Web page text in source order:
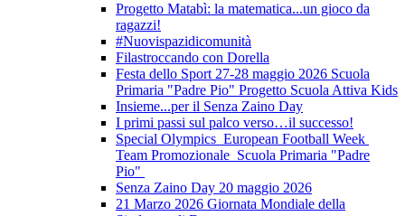
Progetto Matabì: la matematica...un gioco da
ragazzi!
#Nuovispazidicomunità
Filastroccando con Dorella
Festa dello Sport 27-28 maggio 2026 Scuola
Primaria "Padre Pio" Progetto Scuola Attiva Kids
Insieme...per il Senza Zaino Day
I primi passi sul palco verso…il successo!
Special Olympics European Football Week
Team Promozionale Scuola Primaria "Padre
Pio"
Senza Zaino Day 20 maggio 2026
21 Marzo 2026 Giornata Mondiale della